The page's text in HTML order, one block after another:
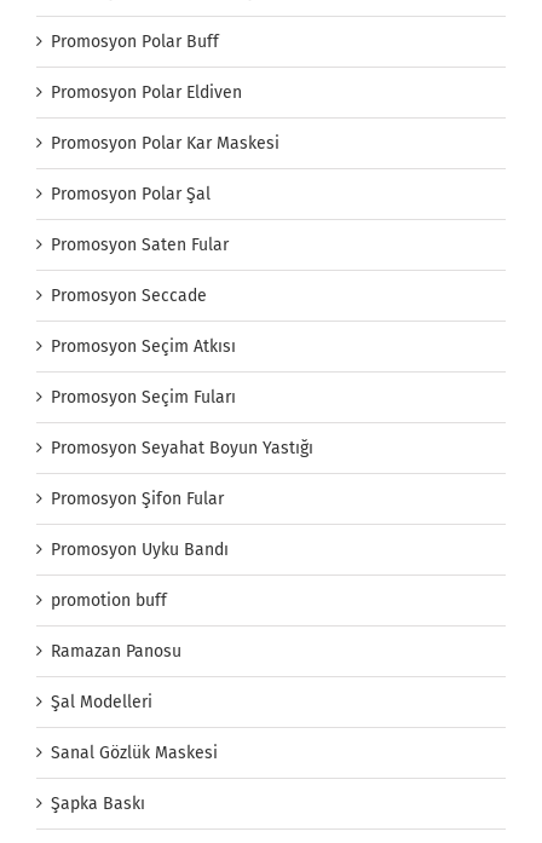
Promosyon Polar Buff
Promosyon Polar Eldiven
Promosyon Polar Kar Maskesi
Promosyon Polar Şal
Promosyon Saten Fular
Promosyon Seccade
Promosyon Seçim Atkısı
Promosyon Seçim Fuları
Promosyon Seyahat Boyun Yastığı
Promosyon Şifon Fular
Promosyon Uyku Bandı
promotion buff
Ramazan Panosu
Şal Modelleri
Sanal Gözlük Maskesi
Şapka Baskı